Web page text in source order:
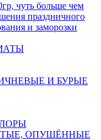
чуть больше чем
праздничного
и заморозки
И БУРЫЕ
ОПУШЁННЫЕ